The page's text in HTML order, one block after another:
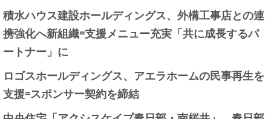
積水ハウス建設ホールディングス、外構工事店との連
携強化へ新組織=支援メニュー充実「共に成長するパ
ートナー」に
ロゴスホールディングス、アエラホームの民事再生を
支援=スポンサー契約を締結